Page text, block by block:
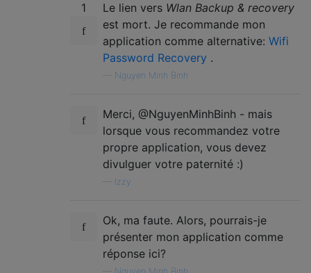
1 Le lien vers Wlan Backup & recovery
est mort. Je recommande mon
application comme alternative: Wifi
Password Recovery .
Nguyen Minh Binh
Merci, @NguyenMinhBinh - mais
lorsque vous recommandez votre
propre application, vous devez
divulguer votre paternité :)
Izzy
Ok, ma faute. Alors, pourrais-je
présenter mon application comme
réponse ici?